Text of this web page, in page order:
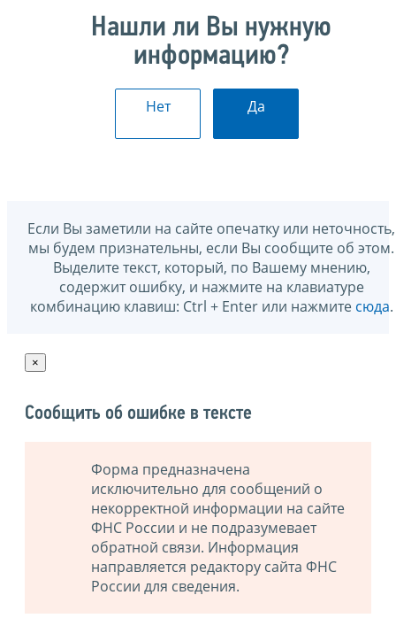
Нашли ли Вы нужную
информацию?
Нет Да
Если Вы заметили на сайте опечатку или неточность,
мы будем признательны, если Вы сообщите об этом.
Выделите текст, который, по Вашему мнению,
содержит ошибку, и нажмите на клавиатуре
комбинацию клавиш: Ctrl + Enter или нажмите сюда.
×
Сообщить об ошибке в тексте
Форма предназначена
исключительно для сообщений о
некорректной информации на сайте
ФНС России и не подразумевает
обратной связи. Информация
направляется редактору сайта ФНС
России для сведения.